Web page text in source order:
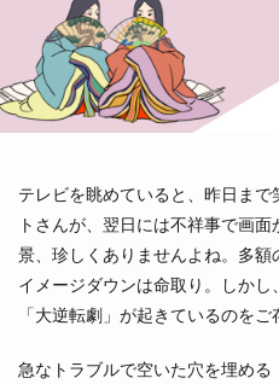
テレビを眺めていると、昨日ま
トさんが、翌日には不祥事で画
景、珍しくありませんよね。多額
イメージダウンは命取り。しか
「大逆転劇」が起きているのをご
急なトラブルで空いた穴を埋め